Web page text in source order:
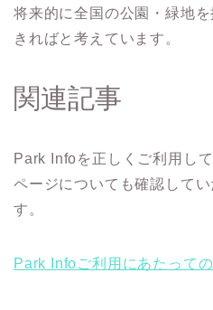
将来的に全国の公園・緑地
きればと考えています。
関連記事
Park Infoを正しくご利用し
ページについても確認して
す。
Park Infoご利用にあたって
横須賀